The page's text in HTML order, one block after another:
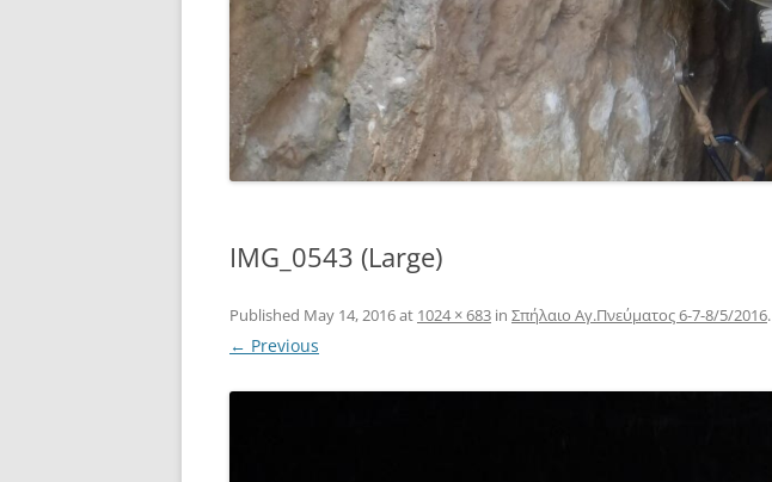
IMG_0543 (Large)
Published May 14, 2016at 1024 × 683 in Σπήλαιο Αγ.Πνεύματος 6-7-8/5/2016.
← Previous